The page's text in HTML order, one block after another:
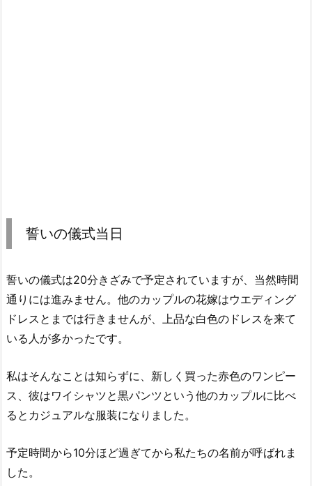
誓いの儀式当日
誓いの儀式は20分きざみで予定されていますが、当然時間
通りには進みません。他のカップルの花嫁はウエディング
ドレスとまでは行きませんが、上品な白色のドレスを来て
いる人が多かったです。
私はそんなことは知らずに、新しく買った赤色のワンピー
ス、彼はワイシャツと黒パンツという他のカップルに比べ
るとカジュアルな服装になりました。
予定時間から10分ほど過ぎてから私たちの名前が呼ばれま
した。